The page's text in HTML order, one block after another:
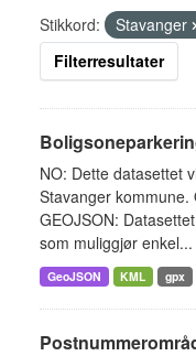
Stikkord: Stavanger
Filterresultater
NO: Dette datasettet
Stavanger
GEOJSON:
som muliggjør enkel...
GeoJSON KML gpx